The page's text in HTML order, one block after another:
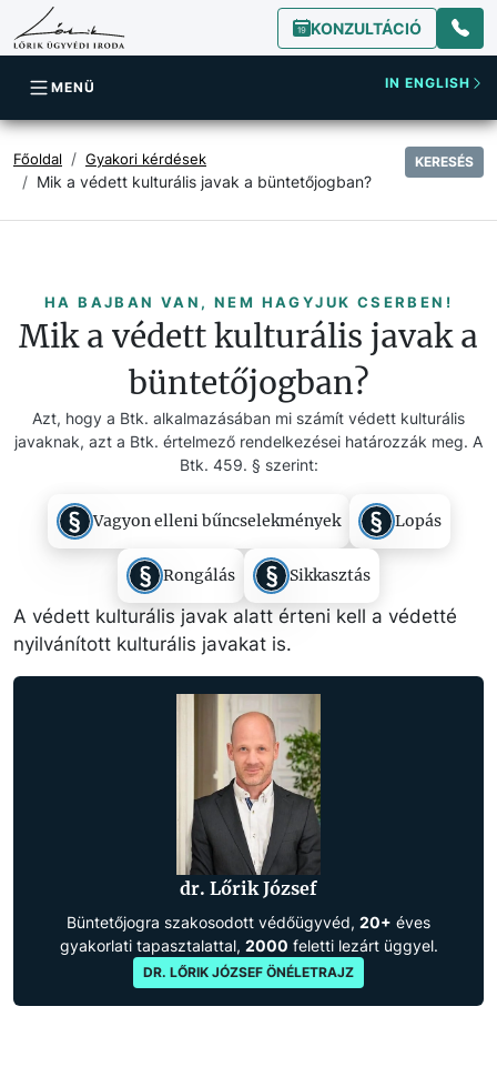
KONZULTÁCIÓ
MENÜ IN ENGLISH
Főoldal Gyakori kérdések
Mik a védett kulturális javak a büntetőjogban?
KERESÉS
HA BAJBAN VAN, NEM HAGYJUK CSERBEN!
Mik a védett kulturális javak a
büntetőjogban?
Azt, hogy a Btk. alkalmazásában mi számít védett kulturális
javaknak, azt a Btk. értelmező rendelkezései határozzák meg. A
Btk. 459. § szerint:
Vagyon elleni bűncselekmények Lopás
Rongálás Sikkasztás
A védett kulturális javak alatt érteni kell a védetté
nyilvánított kulturális javakat is.
dr. Lőrik József
Büntetőjogra szakosodott védőügyvéd, 20+ éves
gyakorlati tapasztalattal, 2000 feletti lezárt üggyel.
DR. LŐRIK JÓZSEF ÖNÉLETRAJZ